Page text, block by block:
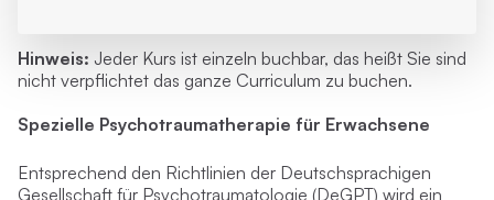
Hinweis: Jeder Kurs ist einzeln buchbar, das heißt Sie sind
nicht verpflichtet das ganze Curriculum zu buchen.
Spezielle Psychotraumatherapie für Erwachsene
Entsprechend den Richtlinien der Deutschsprachigen
Gesellschaft für Psychotraumatologie (DeGPT) wird ein